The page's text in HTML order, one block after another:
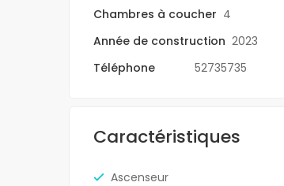
Chambres à coucher 4
Année de construction 2023
Téléphone 52735735
Caractéristiques
Ascenseur